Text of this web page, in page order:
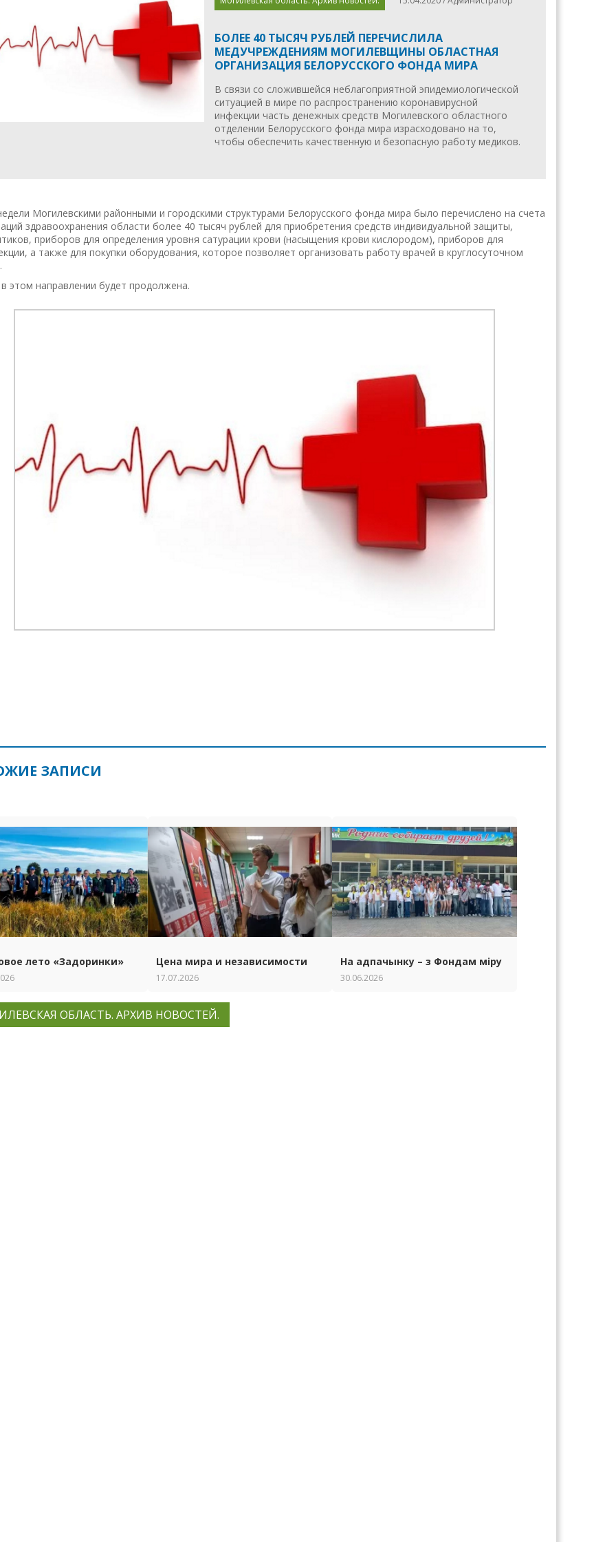
БОЛЕЕ 40 ТЫСЯЧ РУБЛЕЙ ПЕРЕЧИСЛИЛА
МЕДУЧРЕЖДЕНИЯМ МОГИЛЕВЩИНЫ ОБЛАСТНАЯ
ОРГАНИЗАЦИЯ БЕЛОРУССКОГО ФОНДА МИРА
В связи со сложившейся неблагоприятной эпидемиологической
ситуацией в мире по распространению коронавирусной
инфекции часть денежных средств Могилевского областного
отделении Белорусского фонда мира израсходовано на то,
чтобы обеспечить качественную и безопасную работу медиков.
Могилевскими районными и городскими структурами Белорусского фонда мира было перечислено на счета
здравоохранения области более 40 тысяч рублей для приобретения средств индивидуальной защиты,
приборов для определения уровня сатурации крови (насыщения крови кислородом), приборов для
а также для покупки оборудования, которое позволяет организовать работу врачей в круглосуточном
этом направлении будет продолжена.
ЗАПИСИ
лето «Задоринки» Цена мира и независимости
17.07.2026
На адпачынку – з Фондам міру
30.06.2026
ОБЛАСТЬ. АРХИВ НОВОСТЕЙ.